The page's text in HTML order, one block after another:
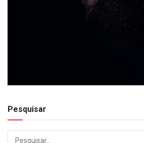
Pesquisar